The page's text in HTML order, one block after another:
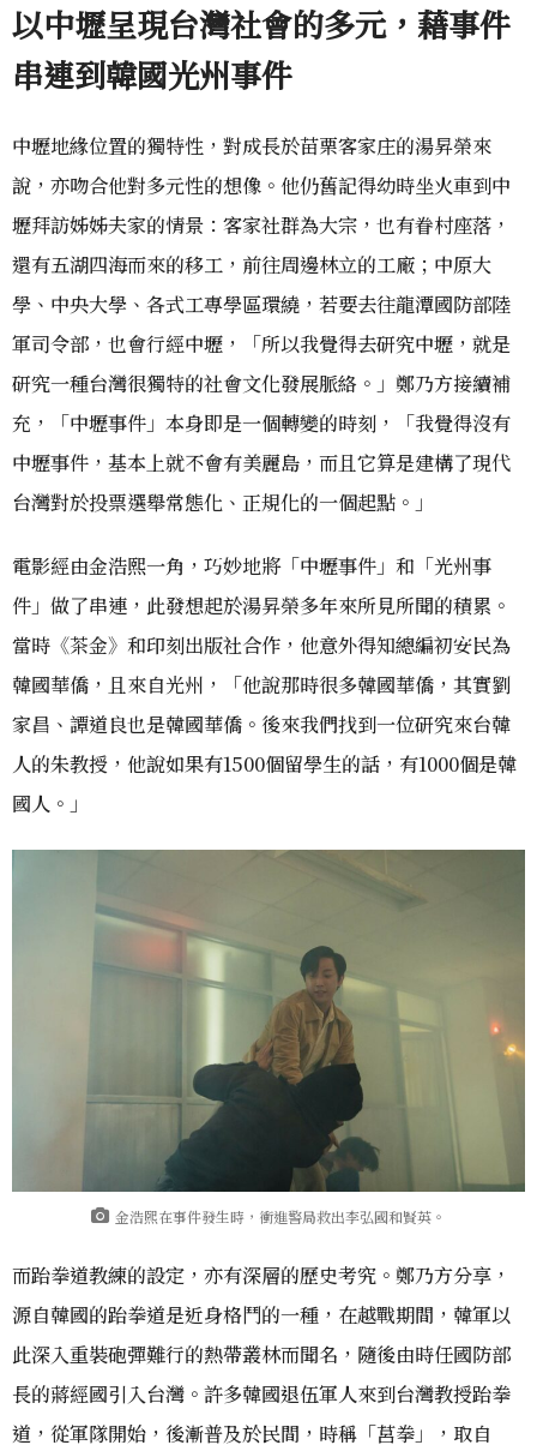
以中壢呈現台灣社會的多元，藉事件
串連到韓國光州事件
中壢地緣位置的獨特性，對成長於苗栗客家庄的湯昇榮來
說，亦吻合他對多元性的想像。他仍舊記得幼時坐火車到中
壢拜訪姊姊夫家的情景：客家社群為大宗，也有眷村座落，
還有五湖四海而來的移工，前往周邊林立的工廠；中原大
學、中央大學、各式工專學區環繞，若要去往龍潭國防部陸
軍司令部，也會行經中壢，「所以我覺得去研究中壢，就是
研究一種台灣很獨特的社會文化發展脈絡。」鄭乃方接續補
充，「中壢事件」本身即是一個轉變的時刻，「我覺得沒有
中壢事件，基本上就不會有美麗島，而且它算是建構了現代
台灣對於投票選舉常態化、正規化的一個起點。」
電影經由金浩熙一角，巧妙地將「中壢事件」和「光州事
件」做了串連，此發想起於湯昇榮多年來所見所聞的積累。
當時《茶金》和印刻出版社合作，他意外得知總編初安民為
韓國華僑，且來自光州，「他說那時很多韓國華僑，其實劉
家昌、譚道良也是韓國華僑。後來我們找到一位研究來台韓
人的朱教授，他說如果有1500個留學生的話，有1000個是韓
國人。」
金浩熙在事件發生時，衝進警局救出李弘國和賢英。
而跆拳道教練的設定，亦有深層的歷史考究。鄭乃方分享，
源自韓國的跆拳道是近身格鬥的一種，在越戰期間，韓軍以
此深入重裝砲彈難行的熱帶叢林而聞名，隨後由時任國防部
長的蔣經國引入台灣。許多韓國退伍軍人來到台灣教授跆拳
道，從軍隊開始，後漸普及於民間，時稱「莒拳」，取自